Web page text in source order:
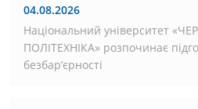
04.08.2026
Національний університет
ПОЛІТЕХНІКА» розпочинає
безбар’єрності